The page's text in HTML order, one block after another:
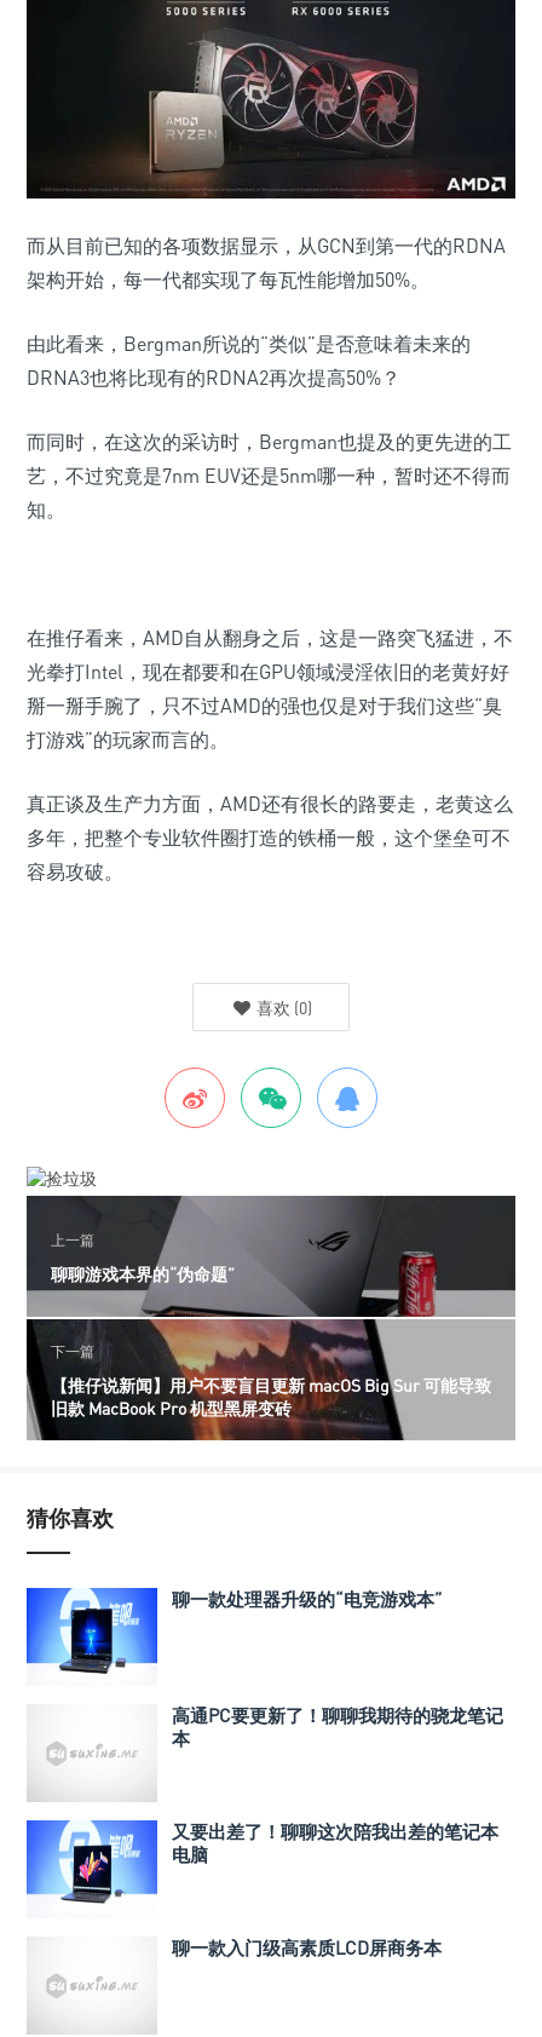
而从目前已知的各项数据显示，从GCN到第一代的RDNA
架构开始，每一代都实现了每瓦性能增加50%。
由此看来，Bergman所说的“类似”是否意味着未来的
DRNA3也将比现有的RDNA2再次提高50%？
而同时，在这次的采访时，Bergman也提及的更先进的工
艺，不过究竟是7nm EUV还是5nm哪一种，暂时还不得而
知。
在推仔看来，AMD自从翻身之后，这是一路突飞猛进，不
光拳打Intel，现在都要和在GPU领域浸淫依旧的老黄好好
掰一掰手腕了，只不过AMD的强也仅是对于我们这些“臭
打游戏”的玩家而言的。
真正谈及生产力方面，AMD还有很长的路要走，老黄这么
多年，把整个专业软件圈打造的铁桶一般，这个堡垒可不
容易攻破。
喜欢 (0)
上一篇
聊聊游戏本界的“伪命题”
下一篇
【推仔说新闻】用户不要盲目更新 macOS Big Sur 可能导致
旧款 MacBook Pro 机型黑屏变砖
猜你喜欢
聊一款处理器升级的“电竞游戏本”
高通PC要更新了！聊聊我期待的骁龙笔记
本
又要出差了！聊聊这次陪我出差的笔记本
电脑
聊一款入门级高素质LCD屏商务本